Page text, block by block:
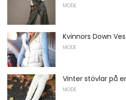
MODE
Kvinnors Down
MODE
Vinter stövlar på
MODE